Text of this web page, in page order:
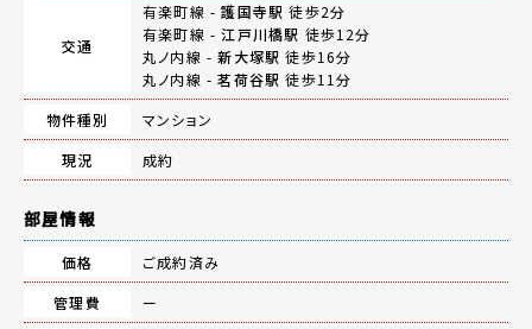
交通
有楽町線 -護国寺駅 徒歩2分
有楽町線 -江戸川橋駅 徒歩12分
丸ノ内線 -新大塚駅 徒歩16分
丸ノ内線 -茗荷谷駅 徒歩11分
物件種別
マンション
現況
成約
部屋情報
価格
ご成約済み
管理費
ー